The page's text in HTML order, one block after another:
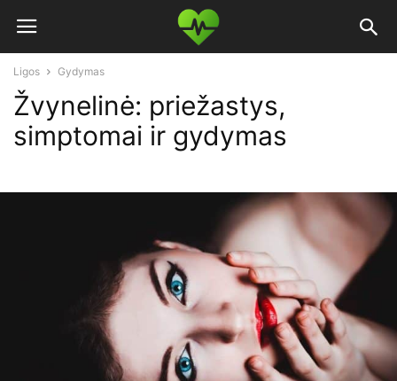
Ligos Gydymas
Žvynelinė: priežastys,
simptomai ir gydymas